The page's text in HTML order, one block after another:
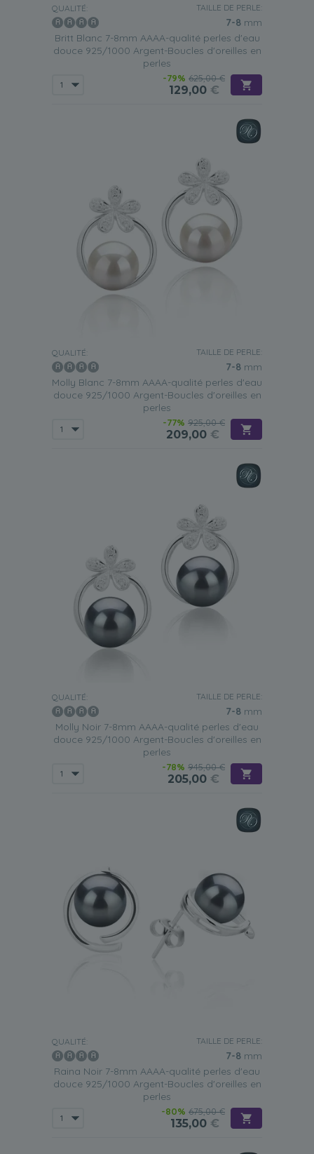
QUALITÉ: TAILLE DE PERLE:
7-8 mm
Britt Blanc 7-8mm AAAA-qualité perles d'eau
douce 925/1000 Argent-Boucles d'oreilles en
perles
-79% 625,00 €
129,00 €
QUALITÉ: TAILLE DE PERLE:
7-8 mm
Molly Blanc 7-8mm AAAA-qualité perles d'eau
douce 925/1000 Argent-Boucles d'oreilles en
perles
-77% 925,00 €
209,00 €
QUALITÉ: TAILLE DE PERLE:
7-8 mm
Molly Noir 7-8mm AAAA-qualité perles d'eau
douce 925/1000 Argent-Boucles d'oreilles en
perles
-78% 945,00 €
205,00 €
QUALITÉ: TAILLE DE PERLE:
7-8 mm
Raina Noir 7-8mm AAAA-qualité perles d'eau
douce 925/1000 Argent-Boucles d'oreilles en
perles
-80% 675,00 €
135,00 €